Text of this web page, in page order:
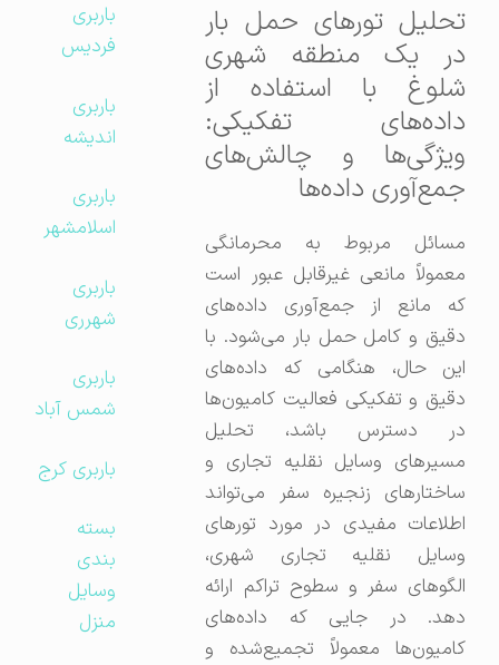
تحلیل تورهای حمل بار
در یک منطقه شهری
شلوغ با استفاده از
داده‌های تفکیکی:
ویژگی‌ها و چالش‌های
جمع‌آوری داده‌ها
مسائل مربوط به محرمانگی
معمولاً مانعی غیرقابل عبور است
که مانع از جمع‌آوری داده‌های
دقیق و کامل حمل بار می‌شود. با
این حال، هنگامی که داده‌های
دقیق و تفکیکی فعالیت کامیون‌ها
در دسترس باشد، تحلیل
مسیرهای وسایل نقلیه تجاری و
ساختارهای زنجیره سفر می‌تواند
اطلاعات مفیدی در مورد تورهای
وسایل نقلیه تجاری شهری،
الگوهای سفر و سطوح تراکم ارائه
دهد. در جایی که داده‌های
کامیون‌ها معمولاً تجمیع‌شده و
باربری
فردیس
باربری
اندیشه
باربری
اسلامشهر
باربری
شهرری
باربری
شمس آباد
باربری کرج
بسته
بندی
وسایل
منزل